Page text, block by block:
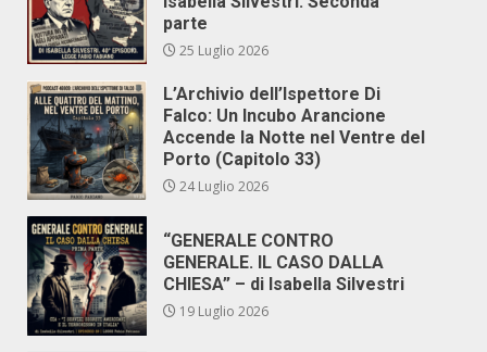
parte
25 Luglio 2026
L’Archivio dell’Ispettore Di
Falco: Un Incubo Arancione
Accende la Notte nel Ventre del
Porto (Capitolo 33)
24 Luglio 2026
“GENERALE CONTRO
GENERALE. IL CASO DALLA
CHIESA” – di Isabella Silvestri
19 Luglio 2026